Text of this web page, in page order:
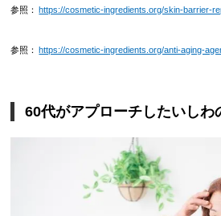
参照： https://cosmetic-ingredients.org/skin-barrier-
参照： https://cosmetic-ingredients.org/anti-aging-
60代がアプローチしたいしわ